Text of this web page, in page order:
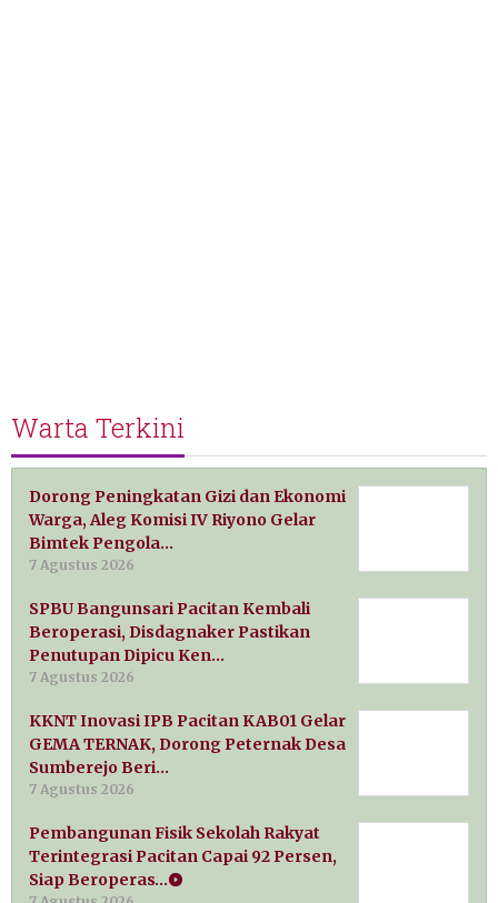
Warta Terkini
Dorong Peningkatan Gizi dan Ekonomi
Warga, Aleg Komisi IV Riyono Gelar
Bimtek Pengola…
7 Agustus 2026
SPBU Bangunsari Pacitan Kembali
Beroperasi, Disdagnaker Pastikan
Penutupan Dipicu Ken…
7 Agustus 2026
KKNT Inovasi IPB Pacitan KAB01 Gelar
GEMA TERNAK, Dorong Peternak Desa
Sumberejo Beri…
7 Agustus 2026
Pembangunan Fisik Sekolah Rakyat
Terintegrasi Pacitan Capai 92 Persen,
Siap Beroperas…